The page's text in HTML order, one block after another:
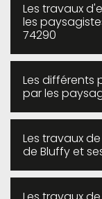
Les travaux
les
74290
Les différents
par les
Les travaux
de Bluffy et